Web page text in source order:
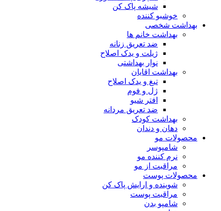
شیشه پاک کن
خوشبو کننده
بهداشت شخصی
بهداشت خانم ها
ضد تعریق زنانه
ژیلت و یدک اصلاح
نوار بهداشتی
بهداشت اقایان
تیغ و یدک اصلاح
ژل و فوم
افتر شیو
ضد تعریق مردانه
بهداشت کودک
دهان و دندان
محصولات مو
شامپوسر
نرم کننده مو
مراقبت از مو
محصولات پوست
شوینده و ارایش پاک کن
مراقبت پوست
شامپو بدن